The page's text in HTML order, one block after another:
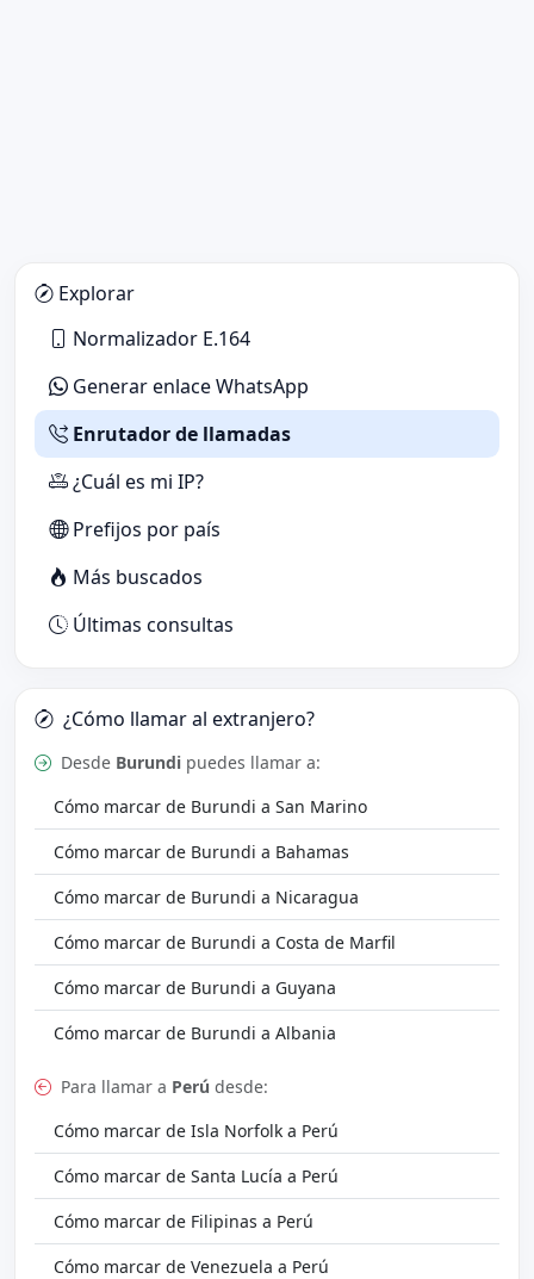
Explorar
Normalizador E.164
Generar enlace WhatsApp
Enrutador de llamadas
¿Cuál es mi IP?
Prefijos por país
Más buscados
Últimas consultas
¿Cómo llamar al extranjero?
Desde Burundi puedes llamar a:
Cómo marcar de Burundi a San Marino
Cómo marcar de Burundi a Bahamas
Cómo marcar de Burundi a Nicaragua
Cómo marcar de Burundi a Costa de Marfil
Cómo marcar de Burundi a Guyana
Cómo marcar de Burundi a Albania
Para llamar a Perú desde:
Cómo marcar de Isla Norfolk a Perú
Cómo marcar de Santa Lucía a Perú
Cómo marcar de Filipinas a Perú
Cómo marcar de Venezuela a Perú